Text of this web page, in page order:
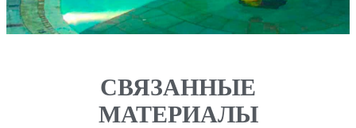
СВЯЗАННЫЕ
МАТЕРИАЛЫ